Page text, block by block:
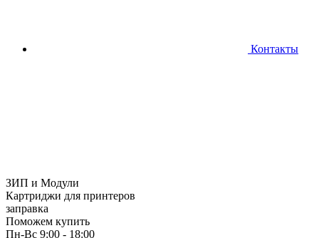
Контакты
ЗИП и Модули
Картриджи для принтеров
заправка
Поможем купить
Пн-Вс 9:00 - 18:00